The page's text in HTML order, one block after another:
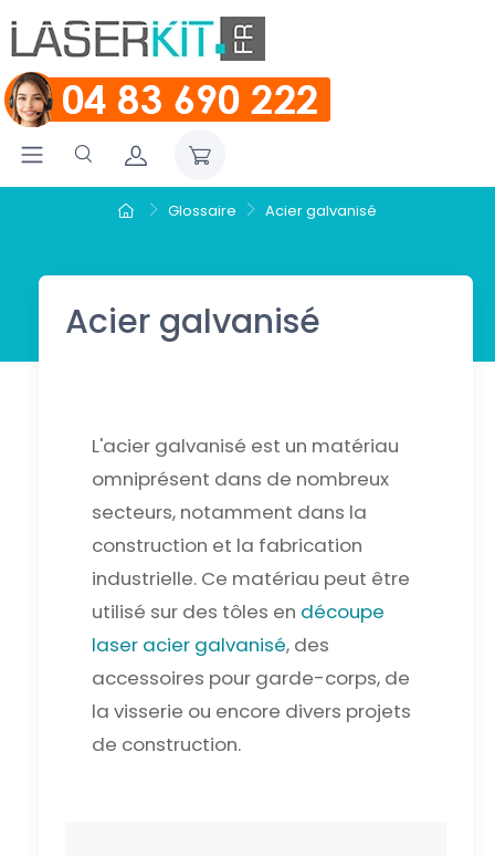
Glossaire Acier galvanisé
Acier galvanisé
L'acier galvanisé est un matériau
omniprésent dans de nombreux
secteurs, notamment dans la
construction et la fabrication
industrielle. Ce matériau peut être
utilisé sur des tôles en découpe
laser acier galvanisé, des
accessoires pour garde-corps, de
la visserie ou encore divers projets
de construction.